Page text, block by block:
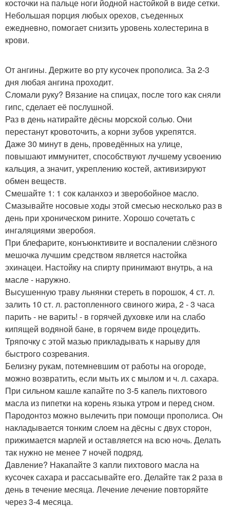
косточки на пальце ноги йодной настойкой в виде сетки.
Небольшая порция любых орехов, съеденных
ежедневно, помогает снизить уровень холестерина в
крови.
От ангины. Держите во рту кусочек прополиса. За 2-3
дня любая ангина проходит.
Сломали руку? Вязание на спицах, после того как сняли
гипс, сделает её послушной.
Раз в день натирайте дёсны морской солью. Они
перестанут кровоточить, а корни зубов укрепятся.
Даже 30 минут в день, проведённых на улице,
повышают иммунитет, способствуют лучшему усвоению
кальция, а значит, укреплению костей, активизируют
обмен веществ.
Смешайте 1: 1 сок каланхоэ и зверобойное масло.
Смазывайте носовые ходы этой смесью несколько раз в
день при хроническом рините. Хорошо сочетать с
ингаляциями зверобоя.
При блефарите, конъюнктивите и воспалении слёзного
мешочка лучшим средством является настойка
эхинацеи. Настойку на спирту принимают внутрь, а на
масле - наружно.
Высушенную траву льнянки стереть в порошок, 4 ст. л.
залить 10 ст. л. растопленного свиного жира, 2 - 3 часа
парить - не варить! - в горячей духовке или на слабо
кипящей водяной бане, в горячем виде процедить.
Тряпочку с этой мазью прикладывать к нарыву для
быстрого созревания.
Белизну рукам, потемневшим от работы на огороде,
можно возвратить, если мыть их с мылом и ч. л. сахара.
При сильном кашле капайте по 3-5 капель пихтового
масла из пипетки на корень языка утром и перед сном.
Пародонтоз можно вылечить при помощи прополиса. Он
накладывается тонким слоем на дёсны с двух сторон,
прижимается марлей и оставляется на всю ночь. Делать
так нужно не менее 7 ночей подряд.
Давление? Накапайте 3 капли пихтового масла на
кусочек сахара и рассасывайте его. Делайте так 2 раза в
день в течение месяца. Лечение лечение повторяйте
через 3-4 месяца.